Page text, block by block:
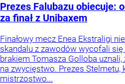
Prezes Falubazu obiecuje:
za finał z Unibaxem
Finałowy mecz Enea Ekstraligi
skandalu z zawodów wycofali się
brakiem Tomasza Golloba uznali,
na zwycięstwo. Prezes Stelmetu,
mistrzostwo...